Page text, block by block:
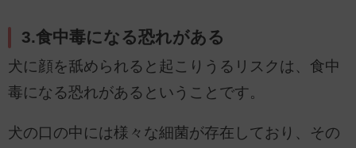
3.食中毒になる恐れがある
犬に顔を舐められると起こりうるリスクは、食中
毒になる恐れがあるということです。
犬の口の中には様々な細菌が存在しており、その